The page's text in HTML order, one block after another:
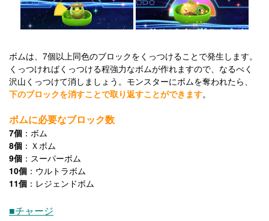
ボムは、7個以上同色のブロックをくっつけることで発生します。
くっつければくっつける程強力なボムが作れますので、なるべく
沢山くっつけて消しましょう。モンスターにボムを奪われたら、
下のブロックを消すことで取り返すことができます。
ボムに必要なブロック数
7個 ：ボム
8個 ：Ｘボム
9個 ：スーパーボム
10個 ：ウルトラボム
11個 ：レジェンドボム
■チャージ